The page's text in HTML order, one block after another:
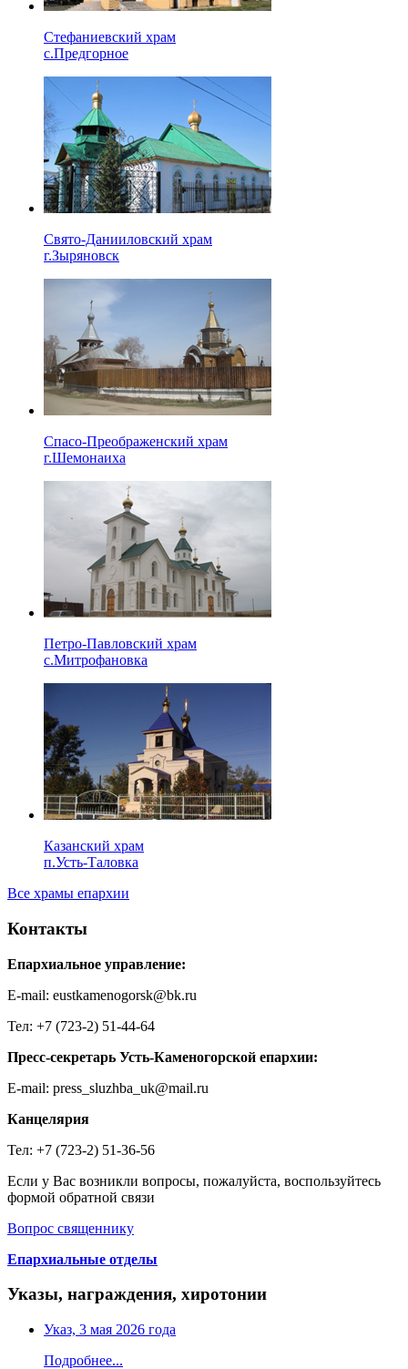
Стефаниевский храм
с.Предгорное
Свято-Данииловский храм
г.Зыряновск
Спасо-Преображенский храм
г.Шемонаиха
Петро-Павловский храм
с.Митрофановка
Казанский храм
п.Усть-Таловка
Все храмы епархии
Контакты
Епархиальное управление:
E-mail: eustkamenogorsk@bk.ru
Тел: +7 (723-2) 51-44-64
Пресс-секретарь Усть-Каменогорской епархии:
E-mail: press_sluzhba_uk@mail.ru
Канцелярия
Тел: +7 (723-2) 51-36-56
Если у Вас возникли вопросы, пожалуйста, воспользуйтесь
формой обратной связи
Вопрос священнику
Епархиальные отделы
Указы, награждения, хиротонии
Указ, 3 мая 2026 года
Подробнее...